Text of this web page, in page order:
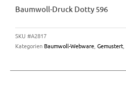
Baumwoll-Druck Dotty 596
SKU #A2817
Kategorien Baumwoll-Webware Gemustert